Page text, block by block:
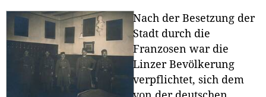
Nach der Besetzung der
Stadt durch die
Franzosen war die
Linzer Bevölkerung
verpflichtet, sich dem